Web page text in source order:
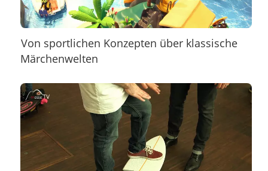
Von sportlichen Konzepten über klassische
Märchenwelten